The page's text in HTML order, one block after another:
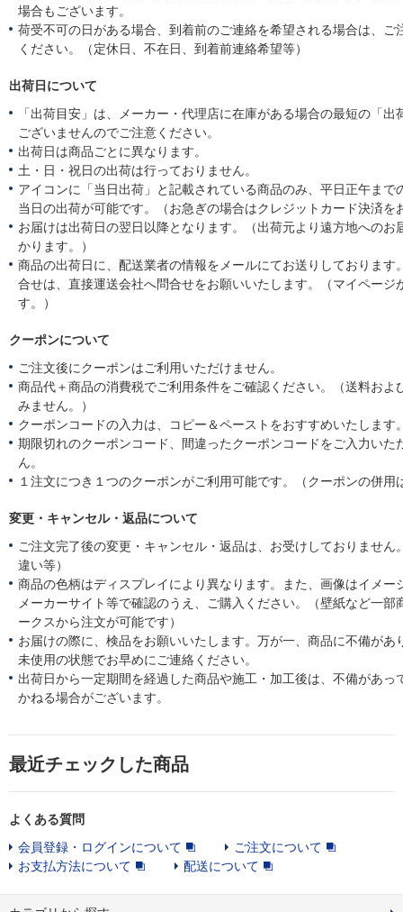
場合もございます。
荷受不可の日がある場合、到着前のご連絡を希望される場合は、ご
ください。（定休日、不在日、到着前連絡希望等）
出荷日について
「出荷目安」は、メーカー・代理店に在庫がある場合の最短の「
ございませんのでご注意ください。
出荷日は商品ごとに異なります。
土・日・祝日の出荷は行っておりません。
アイコンに「当日出荷」と記載されている商品のみ、平日正午まで
当日の出荷が可能です。（お急ぎの場合はクレジットカード決済を
お届けは出荷日の翌日以降となります。（出荷元より遠方地へのお
かります。）
商品の出荷日に、配送業者の情報をメールにてお送りしております
合せは、直接運送会社へ問合せをお願いいたします。（マイページ
す。）
クーポンについて
ご注文後にクーポンはご利用いただけません。
商品代＋商品の消費税でご利用条件をご確認ください。（送料およ
みません。）
クーポンコードの入力は、コピー＆ペーストをおすすめいたします
期限切れのクーポンコード、間違ったクーポンコードをご入力いた
ん。
１注文につき１つのクーポンがご利用可能です。（クーポンの併用
変更・キャンセル・返品について
ご注文完了後の変更・キャンセル・返品は、お受けしておりません
違い等）
商品の色柄はディスプレイにより異なります。また、画像はイメー
メーカーサイト等で確認のうえ、ご購入ください。（壁紙など一部
ークスから注文が可能です）
お届けの際に、検品をお願いいたします。万が一、商品に不備があ
未使用の状態でお早めにご連絡ください。
出荷日から一定期間を経過した商品や施工・加工後は、不備があっ
かねる場合がございます。
最近チェックした商品
よくある質問
会員登録・ログインについて
ご注文について
お支払方法について
配送について